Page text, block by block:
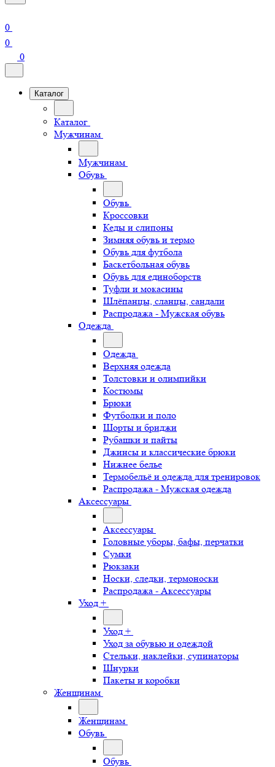
0
0
0
Каталог
Каталог
Мужчинам
Мужчинам
Обувь
Обувь
Кроссовки
Кеды и слипоны
Зимняя обувь и термо
Обувь для футбола
Баскетбольная обувь
Обувь для единоборств
Туфли и мокасины
Шлёпанцы, сланцы, сандали
Распродажа - Мужская обувь
Одежда
Одежда
Верхняя одежда
Толстовки и олимпийки
Костюмы
Брюки
Футболки и поло
Шорты и бриджи
Рубашки и пайты
Джинсы и классические брюки
Нижнее белье
Термобельё и одежда для тренировок
Распродажа - Мужская одежда
Аксессуары
Аксессуары
Головные уборы, бафы, перчатки
Сумки
Рюкзаки
Носки, следки, термоноски
Распродажа - Аксессуары
Уход +
Уход +
Уход за обувью и одеждой
Стельки, наклейки, супинаторы
Шнурки
Пакеты и коробки
Женщинам
Женщинам
Обувь
Обувь